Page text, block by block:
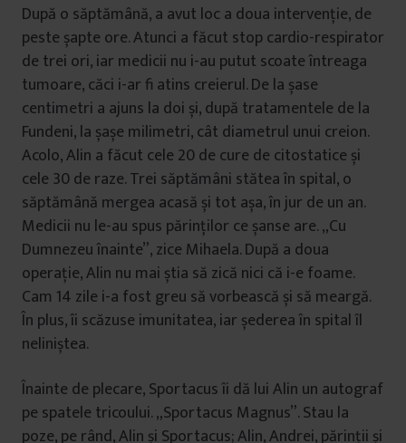
După o săptămână, a avut loc a doua intervenție, de
peste șapte ore. Atunci a făcut stop cardio-respirator
de trei ori, iar medicii nu i-au putut scoate întreaga
tumoare, căci i-ar fi atins creierul. De la șase
centimetri a ajuns la doi și, după tratamentele de la
Fundeni, la șașe milimetri, cât diametrul unui creion.
Acolo, Alin a făcut cele 20 de cure de citostatice și
cele 30 de raze. Trei săptămâni stătea în spital, o
săptămână mergea acasă și tot așa, în jur de un an.
Medicii nu le-au spus părinților ce șanse are. „Cu
Dumnezeu înainte”, zice Mihaela. După a doua
operație, Alin nu mai știa să zică nici că i-e foame.
Cam 14 zile i-a fost greu să vorbească și să meargă.
În plus, îi scăzuse imunitatea, iar șederea în spital îl
neliniștea.
Înainte de plecare, Sportacus îi dă lui Alin un autograf
pe spatele tricoului. „Sportacus Magnus”. Stau la
poze, pe rând, Alin și Sportacus; Alin, Andrei, părinții și